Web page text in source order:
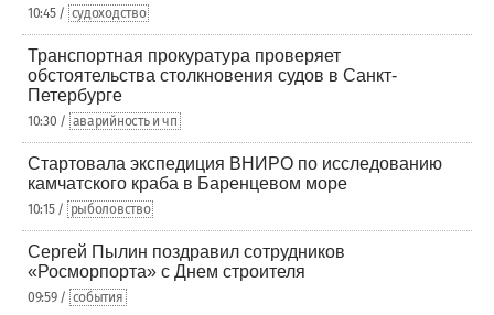
10:45 / судоходство
Транспортная прокуратура проверяет
обстоятельства столкновения судов в Санкт-
Петербурге
10:30 / аварийность и чп
Стартовала экспедиция ВНИРО по исследованию
камчатского краба в Баренцевом море
10:15 / рыболовство
Сергей Пылин поздравил сотрудников
«Росморпорта» с Днем строителя
09:59 / события